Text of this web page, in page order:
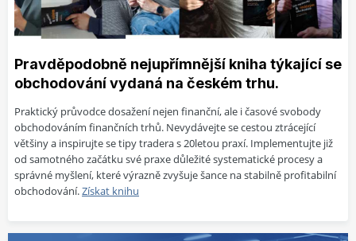
Pravděpodobně nejupřímnější kniha týkající se
obchodování vydaná na českém trhu.
Praktický průvodce dosažení nejen finanční, ale i časové svobody
obchodováním finančních trhů. Nevydávejte se cestou ztrácející
většiny a inspirujte se tipy tradera s 20letou praxí. Implementujte již
od samotného začátku své praxe důležité systematické procesy a
správné myšlení, které výrazně zvyšuje šance na stabilně profitabilní
obchodování.Získat knihu